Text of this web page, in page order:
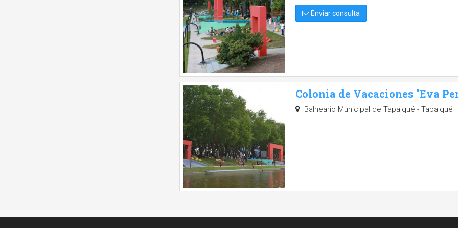
Enviar consulta
Colonia de Vacaciones "Eva
Balneario Municipal de Tapalqué - Tapalqué